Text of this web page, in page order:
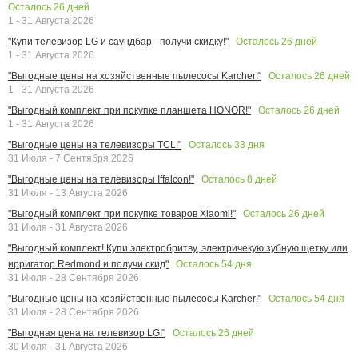
Осталось 26 дней
1 - 31 Августа 2026
"Купи телевизор LG и саундбар - получи скидку!"
Осталось 26 дней
1 - 31 Августа 2026
"Выгодные цены на хозяйственные пылесосы Karcher!"
Осталось 26 дней
1 - 31 Августа 2026
"Выгодный комплект при покупке планшета HONOR!"
Осталось 26 дней
1 - 31 Августа 2026
"Выгодные цены на телевизоры TCL!"
Осталось 33 дня
31 Июля - 7 Сентября 2026
"Выгодные цены на телевизоры Iffalcon!"
Осталось 8 дней
31 Июля - 13 Августа 2026
"Выгодный комплект при покупке товаров Xiaomi!"
Осталось 26 дней
31 Июля - 31 Августа 2026
"Выгодный комплект! Купи электробритву, электричекую зубную щетку или
ирригатор Redmond и получи скид"
Осталось 54 дня
31 Июля - 28 Сентября 2026
"Выгодные цены на хозяйственные пылесосы Karcher!"
Осталось 54 дня
31 Июля - 28 Сентября 2026
"Выгодная цена на телевизор LG!"
Осталось 26 дней
30 Июля - 31 Августа 2026